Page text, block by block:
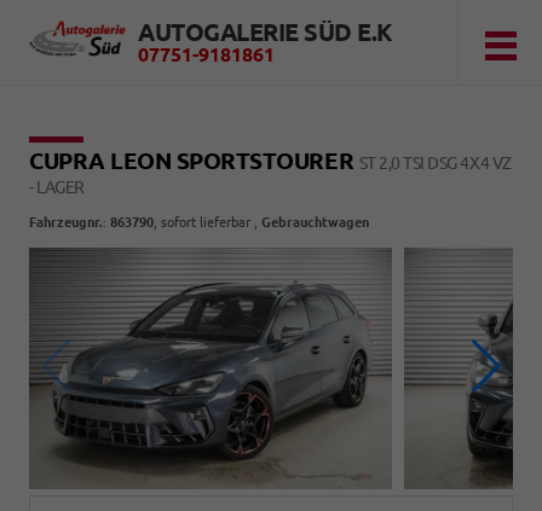
AUTOGALERIE SÜD E.K
07751-9181861
CUPRA LEON SPORTSTOURER ST 2,0 TSI DSG 4X4 VZ
- LAGER
Fahrzeugnr.: 863790 sofort lieferbar Gebrauchtwagen